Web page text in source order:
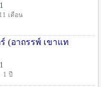
1
11 เดือน
(อาถรรพ์ เขาแท
1
1 ปี